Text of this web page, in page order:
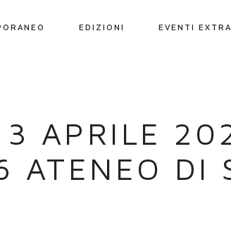
EDIZIONI EVENTI EXTRA
3 APRILE
ATENEO DI